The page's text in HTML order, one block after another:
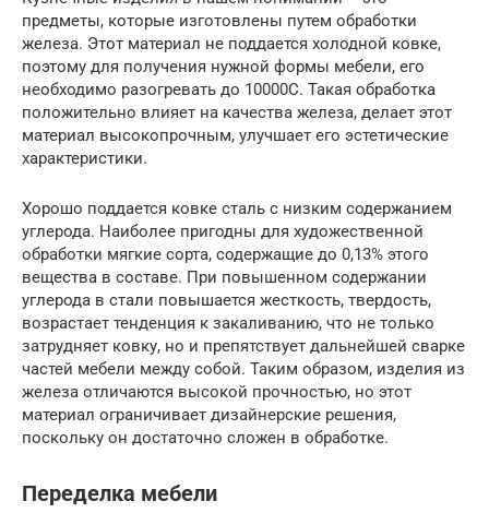
предметы, которые изготовлены путем обработки
железа. Этот материал не поддается холодной ковке,
поэтому для получения нужной формы мебели, его
необходимо разогревать до 10000C. Такая обработка
положительно влияет на качества железа, делает этот
материал высокопрочным, улучшает его эстетические
характеристики.
Хорошо поддается ковке сталь с низким содержанием
углерода. Наиболее пригодны для художественной
обработки мягкие сорта, содержащие до 0,13% этого
вещества в составе. При повышенном содержании
углерода в стали повышается жесткость, твердость,
возрастает тенденция к закаливанию, что не только
затрудняет ковку, но и препятствует дальнейшей сварке
частей мебели между собой. Таким образом, изделия из
железа отличаются высокой прочностью, но этот
материал ограничивает дизайнерские решения,
поскольку он достаточно сложен в обработке.
Переделка мебели